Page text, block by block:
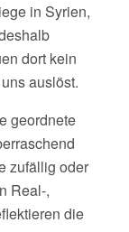
in Syrien,
dort kein
auslöst.
geordnete
zufällig oder
Real-,
die